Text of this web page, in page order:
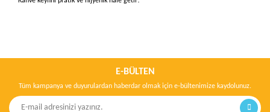
tarafımıza iletebilirsiniz.
Görüş ve önerileriniz için teşekkür ederiz.
E-BÜLTEN
Tüm kampanya ve duyurulardan haberdar olmak için e-bültenimize kaydolunuz.